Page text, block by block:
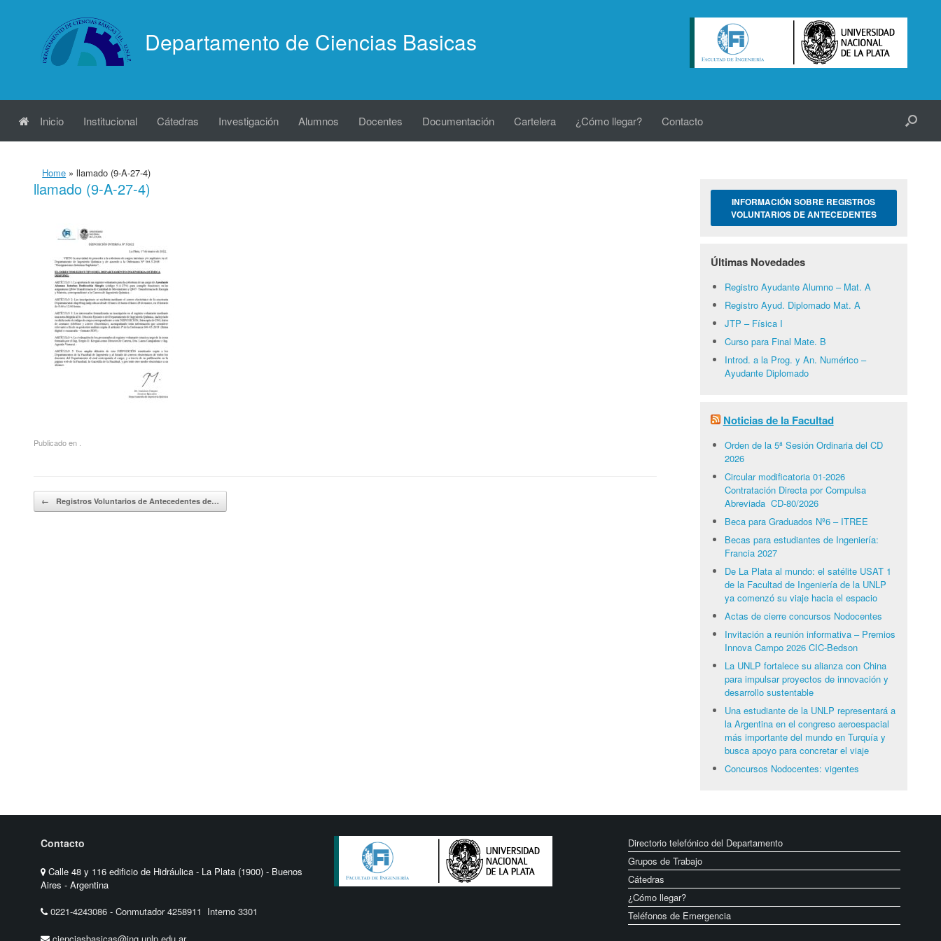
Departamento de Ciencias Basicas
Inicio Institucional Cátedras Investigación Alumnos Docentes Documentación Cartelera ¿Cómo llegar? Contacto
Home » llamado (9-A-27-4)
llamado (9-A-27-4)
Publicado en .
Navegador de artículos
← Registros Voluntarios de Antecedentes de…
INFORMACIÓN SOBRE REGISTROS
VOLUNTARIOS DE ANTECEDENTES
Últimas Novedades
Registro Ayudante Alumno – Mat. A
Registro Ayud. Diplomado Mat. A
JTP – Física I
Curso para Final Mate. B
Introd. a la Prog. y An. Numérico –
Ayudante Diplomado
Noticias de la Facultad
Orden de la 5ª Sesión Ordinaria del CD
2026
Circular modificatoria 01-2026
Contratación Directa por Compulsa
Abreviada CD-80/2026
Beca para Graduados Nº6 – ITREE
Becas para estudiantes de Ingeniería:
Francia 2027
De La Plata al mundo: el satélite USAT 1
de la Facultad de Ingeniería de la UNLP
ya comenzó su viaje hacia el espacio
Actas de cierre concursos Nodocentes
Invitación a reunión informativa – Premios
Innova Campo 2026 CIC-Bedson
La UNLP fortalece su alianza con China
para impulsar proyectos de innovación y
desarrollo sustentable
Una estudiante de la UNLP representará a
la Argentina en el congreso aeroespacial
más importante del mundo en Turquía y
busca apoyo para concretar el viaje
Concursos Nodocentes: vigentes
Contacto
Calle 48 y 116 edificio de Hidráulica - La Plata (1900) - Buenos
Aires - Argentina
0221-4243086 -Conmutador 4258911 Interno 3301
Directorio telefónico del Departamento
Grupos de Trabajo
Cátedras
¿Cómo llegar?
Teléfonos de Emergencia